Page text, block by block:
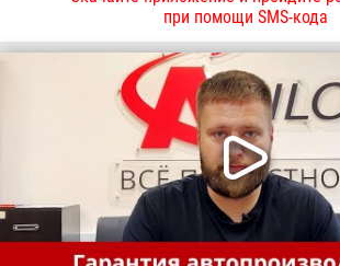
при помощи SMS-кода